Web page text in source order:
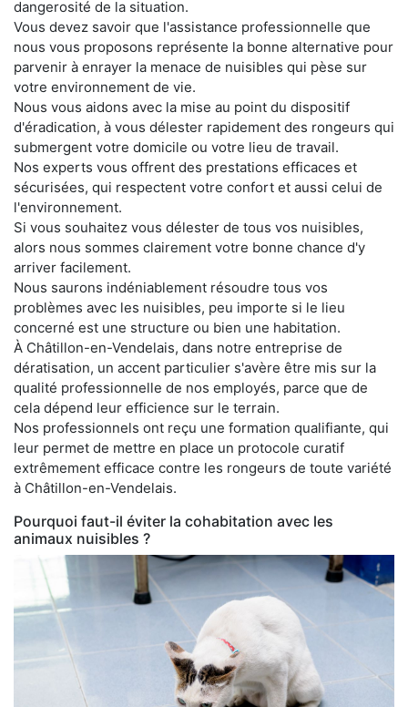
dangerosité de la situation.
Vous devez savoir que l'assistance professionnelle que
nous vous proposons représente la bonne alternative pour
parvenir à enrayer la menace de nuisibles qui pèse sur
votre environnement de vie.
Nous vous aidons avec la mise au point du dispositif
d'éradication, à vous délester rapidement des rongeurs qui
submergent votre domicile ou votre lieu de travail.
Nos experts vous offrent des prestations efficaces et
sécurisées, qui respectent votre confort et aussi celui de
l'environnement.
Si vous souhaitez vous délester de tous vos nuisibles,
alors nous sommes clairement votre bonne chance d'y
arriver facilement.
Nous saurons indéniablement résoudre tous vos
problèmes avec les nuisibles, peu importe si le lieu
concerné est une structure ou bien une habitation.
À Châtillon-en-Vendelais, dans notre entreprise de
dératisation, un accent particulier s'avère être mis sur la
qualité professionnelle de nos employés, parce que de
cela dépend leur efficience sur le terrain.
Nos professionnels ont reçu une formation qualifiante, qui
leur permet de mettre en place un protocole curatif
extrêmement efficace contre les rongeurs de toute variété
à Châtillon-en-Vendelais.
Pourquoi faut-il éviter la cohabitation avec les
animaux nuisibles ?